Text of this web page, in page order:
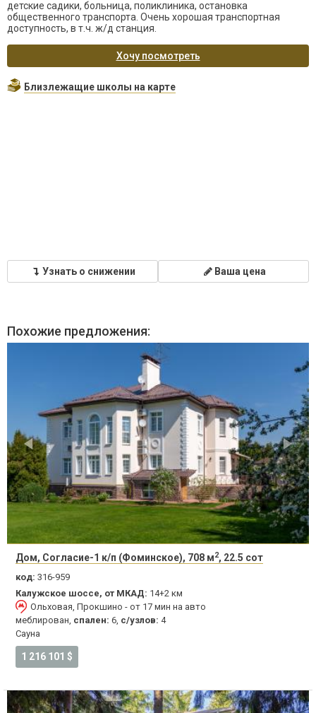
детские садики, больница, поликлиника, остановка
общественного транспорта. Очень хорошая транспортная
доступность, в т.ч. ж/д станция.
Хочу посмотреть
Близлежащие школы на карте
Узнать о снижении Ваша цена
Похожие предложения:
Дом, Согласие-1 к/п (Фоминское), 708 м2, 22.5 сот
код: 316-959
Калужское шоссе, от МКАД: 14+2 км
Ольховая, Прокшино - от 17 мин на авто
меблирован, спален: 6, с/узлов: 4
Сауна
1 216 101 $